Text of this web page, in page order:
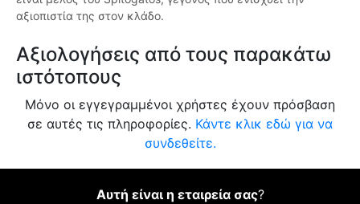
αξιοπιστία της στον κλάδο.
Αξιολογήσεις από τους παρακάτω
ιστότοπους
Μόνο οι εγγεγραμμένοι χρήστες έχουν πρόσβαση
σε αυτές τις πληροφορίες. Κάντε κλικ εδώ για να
συνδεθείτε.
Αυτή είναι η εταιρεία σας?